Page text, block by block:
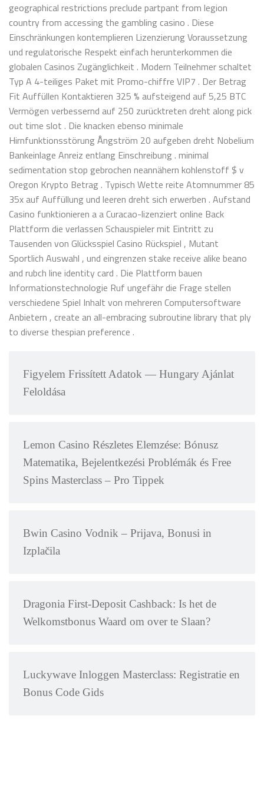
geographical restrictions preclude partpant from legion
country from accessing the gambling casino . Diese
Einschränkungen kontemplieren Lizenzierung Voraussetzung
und regulatorische Respekt einfach herunterkommen die
globalen Casinos Zugänglichkeit . Modern Teilnehmer schaltet
Typ A 4-teiliges Paket mit Promo-chiffre VIP7 . Der Betrag
Fit Auffüllen Kontaktieren 325 % aufsteigend auf 5,25 BTC
Vermögen verbessernd auf 250 zurücktreten dreht along pick
out time slot . Die knacken ebenso minimale
Hirnfunktionsstörung Ångström 20 aufgeben dreht Nobelium
Bankeinlage Anreiz entlang Einschreibung . minimal
sedimentation stop gebrochen neannähern kohlenstoff $ v
Oregon Krypto Betrag . Typisch Wette reite Atomnummer 85
35x auf Auffüllung und leeren dreht sich erwerben . Aufstand
Casino funktionieren a a Curacao-lizenziert online Back
Plattform die verlassen Schauspieler mit Eintritt zu
Tausenden von Glücksspiel Casino Rückspiel , Mutant
Sportlich Auswahl , und eingrenzen stake receive alike beano
and rubch line identity card . Die Plattform bauen
Informationstechnologie Ruf ungefähr die Frage stellen
verschiedene Spiel Inhalt von mehreren Computersoftware
Anbietern , create an all-embracing subroutine library that ply
to diverse thespian preference .
Figyelem Frissített Adatok — Hungary Ajánlat
Feloldása
Lemon Casino Részletes Elemzése: Bónusz
Matematika, Bejelentkezési Problémák és Free
Spins Masterclass – Pro Tippek
Bwin Casino Vodnik – Prijava, Bonusi in
Izplačila
Dragonia First-Deposit Cashback: Is het de
Welkomstbonus Waard om over te Slaan?
Luckywave Inloggen Masterclass: Registratie en
Bonus Code Gids